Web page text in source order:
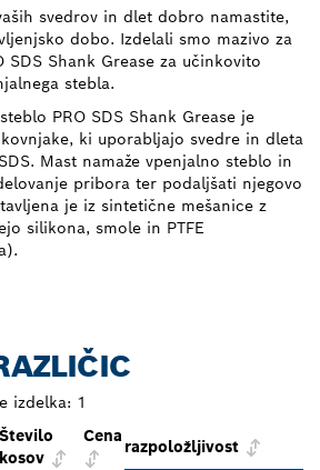
svedrov in dlet dobro namastite,
dobo. Izdelali smo mazivo za
SDS Shank Grease za učinkovito
stebla.
PRO SDS Shank Grease je
ki uporabljajo svedre in dleta
Mast namaže vpenjalno steblo in
pribora ter podaljšati njegovo
je iz sintetične mešanice z
silikona, smole in PTFE
izdelka: 1
Število
kosov
Cena
razpoložljivost